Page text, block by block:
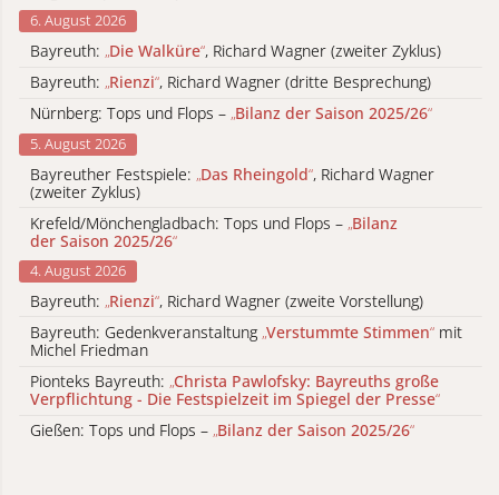
6. August 2026
Bayreuth: „Die Walküre“, Richard Wagner (zweiter Zyklus)
Bayreuth: „Rienzi“, Richard Wagner (dritte Besprechung)
Nürnberg: Tops und Flops – „Bilanz der Saison 2025/26“
5. August 2026
Bayreuther Festspiele: „Das Rheingold“, Richard Wagner
(zweiter Zyklus)
Krefeld/Mönchengladbach: Tops und Flops – „Bilanz
der Saison 2025/26“
4. August 2026
Bayreuth: „Rienzi“, Richard Wagner (zweite Vorstellung)
Bayreuth: Gedenkveranstaltung „Verstummte Stimmen“ mit
Michel Friedman
Pionteks Bayreuth: „Christa Pawlofsky: Bayreuths große
Verpflichtung - Die Festspielzeit im Spiegel der Presse“
Gießen: Tops und Flops – „Bilanz der Saison 2025/26“